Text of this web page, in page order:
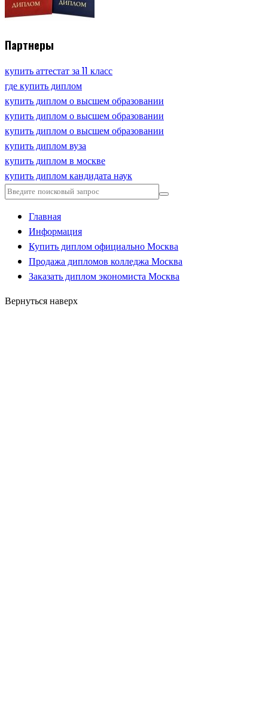
Партнеры
купить аттестат за 11 класс
где купить диплом
купить диплом о высшем образовании
купить диплом о высшем образовании
купить диплом о высшем образовании
купить диплом вуза
купить диплом в москве
купить диплом кандидата наук
Главная
Информация
Купить диплом официально Москва
Продажа дипломов колледжа Москва
Заказать диплом экономиста Москва
Вернуться наверх